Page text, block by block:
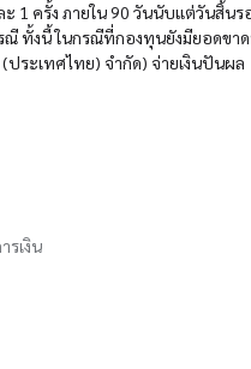
1 ครั้ง ภายใน 90 วันนับแต่วันสิ้
ทั้งนี้ ในกรณีที่กองทุนยังมียอดข
ระเทศไทย) จำกัด) จ่ายเงินปันผล
เงิน